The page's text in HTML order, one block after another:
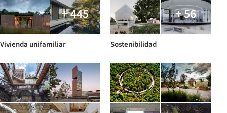
+ 445
Vivienda unifamiliar
+ 56
Sostenibilidad